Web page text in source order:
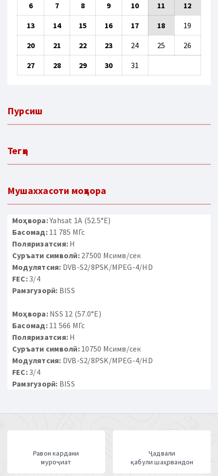
6 7 8 9 10 11 12
13 14 15 16 17 18 19
20 21 22 23 24 25 26
27 28 29 30 31
Пурсиш
Тегҳо
Мушаххасоти моҳвора
Моҳвора:Yahsat 1A (52.5°E)
Басомад:11 785 МГс
Поляризатсия: H
Суръати символӣ:27500 Мсимв/сек
Модулятсия: DVB-S2/8PSK/MPEG-4/HD
FEC:3/4
Рамзгузорӣ: BISS
Моҳвора:NSS 12 (57.0°E)
Басомад:11 566 МГс
Поляризатсия: H
Суръати символӣ:10750 Мсимв/сек
Модулятсия: DVB-S2/8PSK/MPEG-4/HD
FEC:3/4
Рамзгузорӣ: BISS
Равон кардани
муроҷиат
Ҷадвали
қабули шаҳрвандон